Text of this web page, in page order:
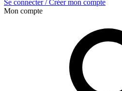
Se connecter / Créer mon compte
Mon compte